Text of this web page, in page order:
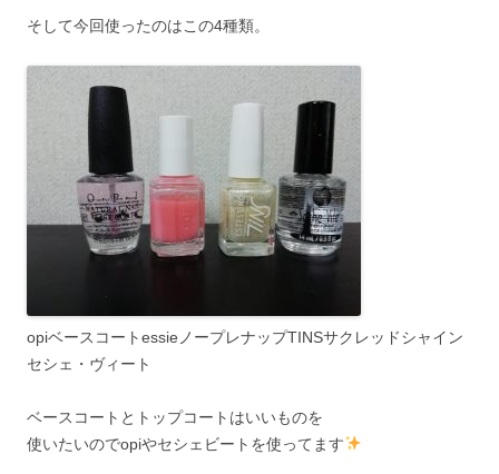
そして今回使ったのはこの4種類。
opiベースコートessieノープレナップTINSサクレッドシャイン
セシェ・ヴィート
ベースコートとトップコートはいいものを
使いたいのでopiやセシェビートを使ってます